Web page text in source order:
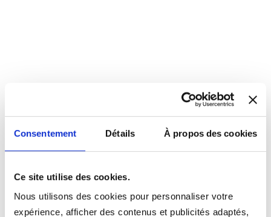
Consentement Détails À propos des cookies
Ce site utilise des cookies.
Nous utilisons des cookies pour personnaliser votre
expérience, afficher des contenus et publicités adaptés,